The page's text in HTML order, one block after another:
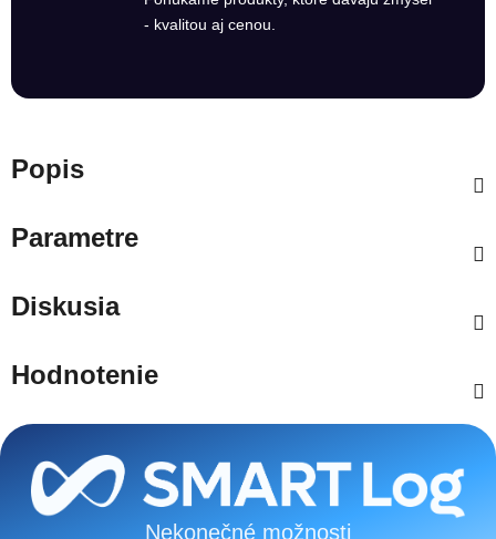
- kvalitou aj cenou.
Popis
Parametre
Diskusia
Hodnotenie
Zápätie
Nekonečné možnosti